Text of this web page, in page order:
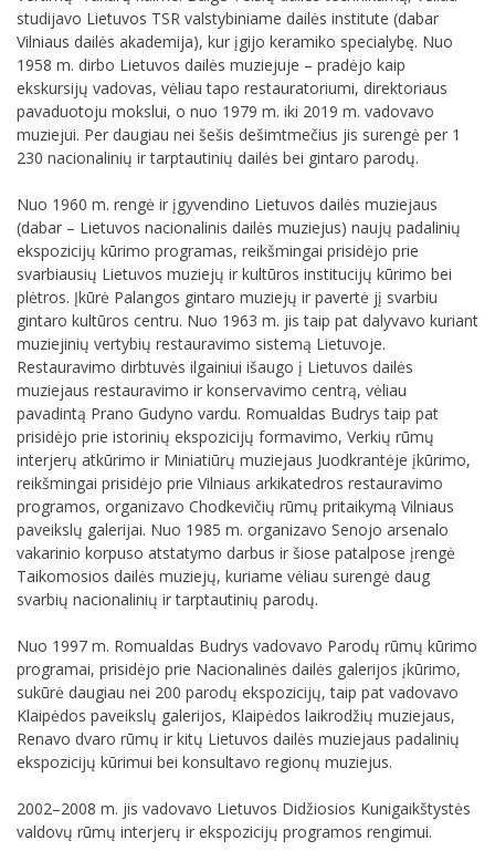
studijavo Lietuvos TSR valstybiniame dailės institute (dabar
Vilniaus dailės akademija), kur įgijo keramiko specialybę. Nuo
1958 m. dirbo Lietuvos dailės muziejuje – pradėjo kaip
ekskursijų vadovas, vėliau tapo restauratoriumi, direktoriaus
pavaduotoju mokslui, o nuo 1979 m. iki 2019 m. vadovavo
muziejui. Per daugiau nei šešis dešimtmečius jis surengė per 1
230 nacionalinių ir tarptautinių dailės bei gintaro parodų.
Nuo 1960 m. rengė ir įgyvendino Lietuvos dailės muziejaus
(dabar – Lietuvos nacionalinis dailės muziejus) naujų padalinių
ekspozicijų kūrimo programas, reikšmingai prisidėjo prie
svarbiausių Lietuvos muziejų ir kultūros institucijų kūrimo bei
plėtros. Įkūrė Palangos gintaro muziejų ir pavertė jį svarbiu
gintaro kultūros centru. Nuo 1963 m. jis taip pat dalyvavo kuriant
muziejinių vertybių restauravimo sistemą Lietuvoje.
Restauravimo dirbtuvės ilgainiui išaugo į Lietuvos dailės
muziejaus restauravimo ir konservavimo centrą, vėliau
pavadintą Prano Gudyno vardu. Romualdas Budrys taip pat
prisidėjo prie istorinių ekspozicijų formavimo, Verkių rūmų
interjerų atkūrimo ir Miniatiūrų muziejaus Juodkrantėje įkūrimo,
reikšmingai prisidėjo prie Vilniaus arkikatedros restauravimo
programos, organizavo Chodkevičių rūmų pritaikymą Vilniaus
paveikslų galerijai. Nuo 1985 m. organizavo Senojo arsenalo
vakarinio korpuso atstatymo darbus ir šiose patalpose įrengė
Taikomosios dailės muziejų, kuriame vėliau surengė daug
svarbių nacionalinių ir tarptautinių parodų.
Nuo 1997 m. Romualdas Budrys vadovavo Parodų rūmų kūrimo
programai, prisidėjo prie Nacionalinės dailės galerijos įkūrimo,
sukūrė daugiau nei 200 parodų ekspozicijų, taip pat vadovavo
Klaipėdos paveikslų galerijos, Klaipėdos laikrodžių muziejaus,
Renavo dvaro rūmų ir kitų Lietuvos dailės muziejaus padalinių
ekspozicijų kūrimui bei konsultavo regionų muziejus.
2002–2008 m. jis vadovavo Lietuvos Didžiosios Kunigaikštystės
valdovų rūmų interjerų ir ekspozicijų programos rengimui.